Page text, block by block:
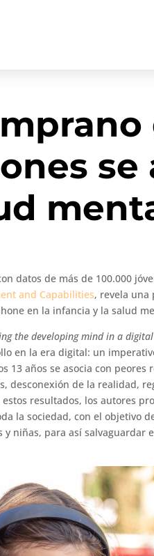
se
datos de más de 100.000
and Capabilities, revela una
en la infancia y la salud
the developing mind in a
en la era digital: un
13 años se asocia con peores
desconexión de la realidad,
resultados, los autores
la sociedad, con el objetivo
y niñas, para así salvaguardar